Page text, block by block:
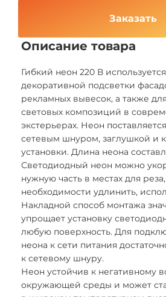
Заказать
Описание товара
Гибкий неон 220 В
декоративной подсветки
рекламных вывесок, а также
световых композиций в
экстерьерах. Неон
сетевым шнуром, заглушкой и
установки. Длина неона
Светодиодный неон можно
нужную часть в местах для
необходимости удлинить,
Накладной способ монтажа
упрощает установку
любую поверхность. Для
неона к сети питания
к сетевому шнуру.
Неон устойчив к негативному
окружающей среды и может